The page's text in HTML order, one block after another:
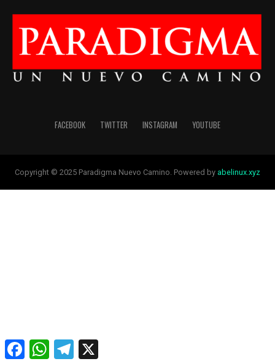
FACEBOOK TWITTER INSTAGRAM YOUTUBE
Copyright © 2025 Paradigma Nuevo Camino. Powered by abelinux.xyz
FacebookWhatsAppTelegram